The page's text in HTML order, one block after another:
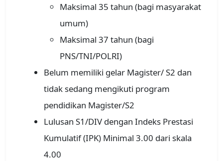
Maksimal 35 tahun (bagi masyarakat
umum)
Maksimal 37 tahun (bagi
PNS/TNI/POLRI)
Belum memiliki gelar Magister/ S2 dan
tidak sedang mengikuti program
pendidikan Magister/S2
Lulusan S1/DIV dengan Indeks Prestasi
Kumulatif (IPK) Minimal 3.00 dari skala
4.00